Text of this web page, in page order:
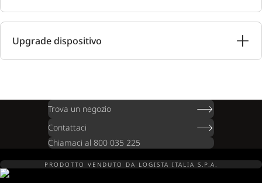
Upgrade dispositivo
Trova un negozio
Contattaci
Chiamaci al 800 035 225
PRODOTTO VENDUTO DA LOGISTA ITALIA S.P.A.